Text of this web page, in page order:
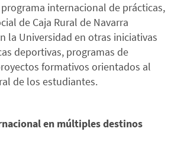
internacional de prácticas,
de Caja Rural de Navarra
la Universidad en otras iniciativas
deportivas, programas de
formativos orientados al
de los estudiantes.
en múltiples destinos